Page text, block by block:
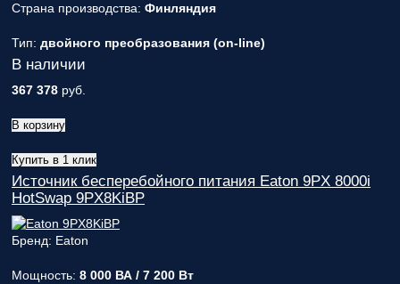
Страна производства: Финляндия
Тип: двойного преобразования (on-line)
В наличии
367 378 руб.
В корзину
Купить в 1 клик
Источник бесперебойного питания Eaton 9PX 8000i
HotSwap 9PX8KiBP
Бренд: Eaton
Мощность: 8 000 ВА / 7 200 Вт